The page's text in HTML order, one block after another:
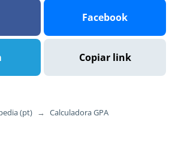
Facebook
Copiar link
(pt) → Calculadora GPA